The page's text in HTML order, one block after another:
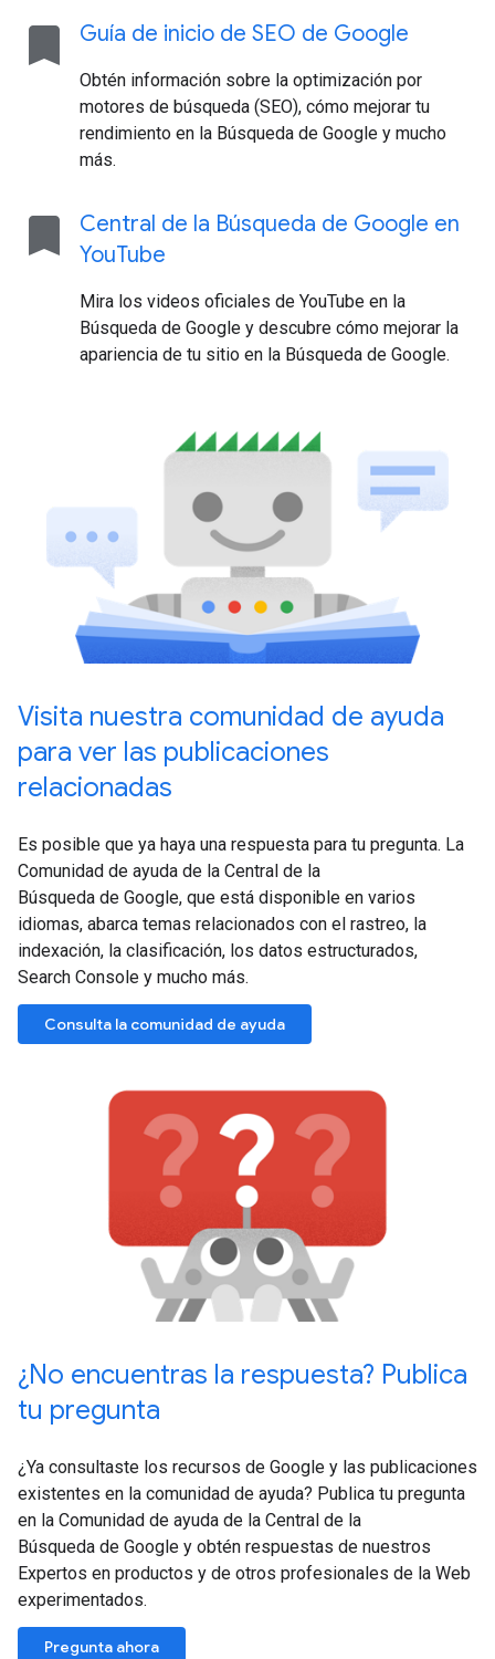
bookmark Guía de inicio de SEO de Google
Obtén información sobre la optimización por
motores de búsqueda (SEO), cómo mejorar tu
rendimiento en la Búsqueda de Google y mucho
más.
bookmark
Central de la Búsqueda de Google en
YouTube
Mira los videos oficiales de YouTube en la
Búsqueda de Google y descubre cómo mejorar la
apariencia de tu sitio en la Búsqueda de Google.
Visita nuestra comunidad de ayuda
para ver las publicaciones
relacionadas
Es posible que ya haya una respuesta para tu pregunta. La
Comunidad de ayuda de la Central de la
Búsqueda de Google, que está disponible en varios
idiomas, abarca temas relacionados con el rastreo, la
indexación, la clasificación, los datos estructurados,
Search Console y mucho más.
Consulta la comunidad de ayuda
¿No encuentras la respuesta? Publica
tu pregunta
¿Ya consultaste los recursos de Google y las publicaciones
existentes en la comunidad de ayuda? Publica tu pregunta
en la Comunidad de ayuda de la Central de la
Búsqueda de Google y obtén respuestas de nuestros
Expertos en productos y de otros profesionales de la Web
experimentados.
Pregunta ahora